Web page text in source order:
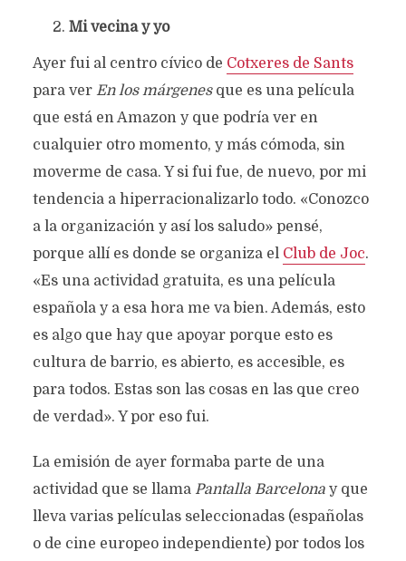
Mi vecina y yo
Ayer fui al centro cívico de Cotxeres de Sants
para ver En los márgenesque es una película
que está en Amazon y que podría ver en
cualquier otro momento, y más cómoda, sin
moverme de casa. Y si fui fue, de nuevo, por mi
tendencia a hiperracionalizarlo todo. «Conozco
a la organización y así los saludo» pensé,
porque allí es donde se organiza el Club de Joc.
«Es una actividad gratuita, es una película
española y a esa hora me va bien. Además, esto
es algo que hay que apoyar porque esto es
cultura de barrio, es abierto, es accesible, es
para todos. Estas son las cosas en las que creo
de verdad». Y por eso fui.
La emisión de ayer formaba parte de una
actividad que se llama Pantalla Barcelonay que
lleva varias películas seleccionadas (españolas
o de cine europeo independiente) por todos los